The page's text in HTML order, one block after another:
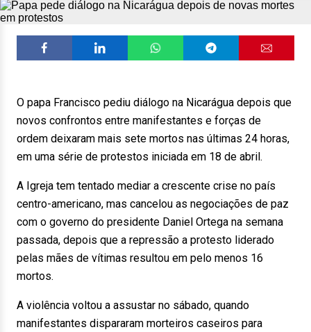
O papa Francisco pediu diálogo na Nicarágua depois que
novos confrontos entre manifestantes e forças de
ordem deixaram mais sete mortos nas últimas 24 horas,
em uma série de protestos iniciada em 18 de abril.
A Igreja tem tentado mediar a crescente crise no país
centro-americano, mas cancelou as negociações de paz
com o governo do presidente Daniel Ortega na semana
passada, depois que a repressão a protesto liderado
pelas mães de vítimas resultou em pelo menos 16
mortos.
A violência voltou a assustar no sábado, quando
manifestantes dispararam morteiros caseiros para